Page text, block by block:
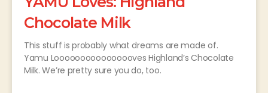
Chocolate Milk
This stuff is probably what dreams are made of.
Yamu Loooooooooooooooves Highland’s Chocolate
Milk. We’re pretty sure you do, too.